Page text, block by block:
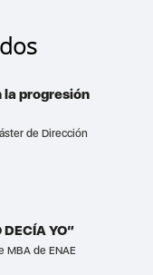
la progresión
de Dirección
YO”
de ENAE